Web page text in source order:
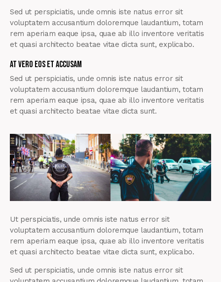
Sed ut perspiciatis, unde omnis iste natus error sit
voluptatem accusantium doloremque laudantium, totam
rem aperiam eaque ipsa, quae ab illo inventore veritatis
et quasi architecto beatae vitae dicta sunt, explicabo.
At vero eos et accusam
Sed ut perspiciatis, unde omnis iste natus error sit
voluptatem accusantium doloremque laudantium, totam
rem aperiam eaque ipsa, quae ab illo inventore veritatis
et quasi architecto beatae vitae dicta sunt.
Ut perspiciatis, unde omnis iste natus error sit
voluptatem accusantium doloremque laudantium, totam
rem aperiam eaque ipsa, quae ab illo inventore veritatis
et quasi architecto beatae vitae dicta sunt, explicabo.
Sed ut perspiciatis, unde omnis iste natus error sit